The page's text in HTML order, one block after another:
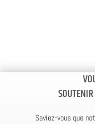
Saviez-vous que